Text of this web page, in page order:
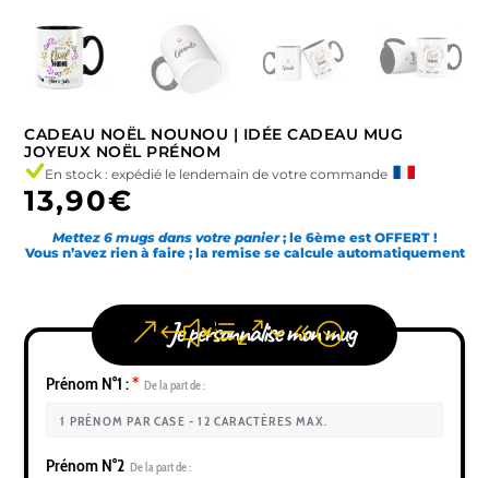
CADEAU NOËL NOUNOU | IDÉE CADEAU MUG
JOYEUX NOËL PRÉNOM
En stock : expédié le lendemain de votre commande
13,90€
Mettez 6 mugs dans votre panier; le 6ème est OFFERT !
Vous n’avez rien à faire ; la remise se calcule automatiquement
Je personnalise mon mug
Prénom N°1 :* De la part de :
Prénom N°2 De la part de :